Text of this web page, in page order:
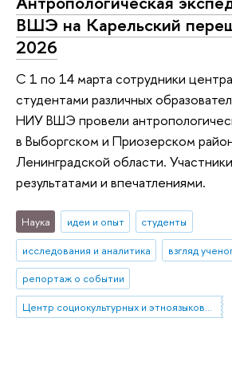
ВШЭ на Карельский
2026
С 1 по 14 марта сотрудники
студентами различных
НИУ ВШЭ провели
в Выборгском и Приозерском
Ленинградской области.
результатами и впечатлениями.
Наука идеи и опыт
студенты
исследования и аналитика
взгляд
репортаж о событии
Центр социокультурных и этноязыковых исследований